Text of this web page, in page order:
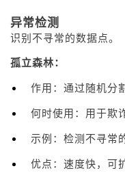
异常检测
识别不寻常的数据点。
孤立森林：
作用：通过随机分
何时使用：用于欺
示例：检测不寻常
优点：速度快，可